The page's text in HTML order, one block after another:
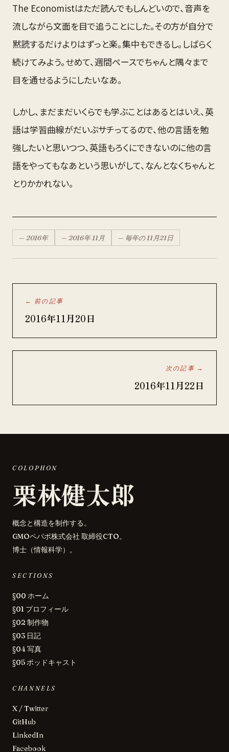
The Economistはただ読んでもしんどいので、音声を
流しながら文面を目で追うことにした。その方が自分で
黙読するだけよりはずっと楽。集中もできるし。しばらく
続けてみよう。せめて、週間ペースでちゃんと隅々まで
目を通せるようにしたいなあ。
しかし、まだまだいくらでも学ぶことはあるとはいえ、英
語は学習曲線がだいぶサチってるので、他の言語を勉
強したいと思いつつ、英語もろくにできないのに他の言
語をやってもなあという思いがして、なんとなくちゃんと
とりかかれない。
— 2016年 — 2016年11月 — 毎年の11月21日
← 前の記事
2016年11月20日
次の記事 →
2016年11月22日
COLOPHON
栗林健太郎
概念と構造を制作する。
GMOペパボ株式会社 取締役CTO。
博士（情報科学）。
SECTIONS
§00 ホーム
§01 プロフィール
§02 制作物
§03 日記
§04 写真
§05 ポッドキャスト
CHANNELS
X / Twitter
GitHub
LinkedIn
Facebook